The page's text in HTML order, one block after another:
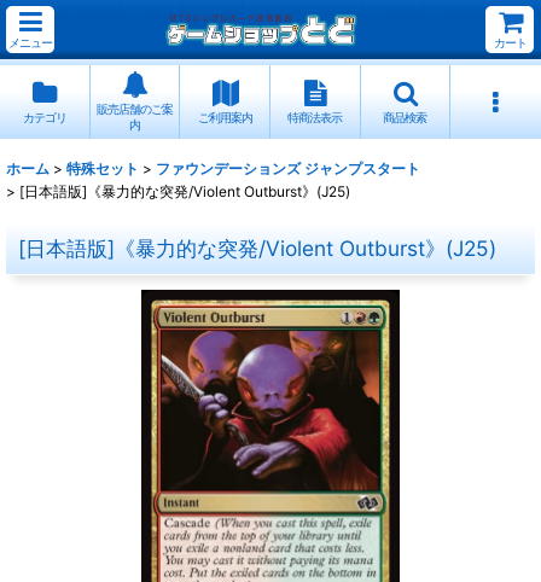
メニュー カート
カテゴリ
販売店舗のご案
内
ご利用案内 特商法表示 商品検索
ホーム > 特殊セット > ファウンデーションズ ジャンプスタート
> [日本語版]《暴力的な突発/Violent Outburst》(J25)
[日本語版]《暴力的な突発/Violent Outburst》(J25)